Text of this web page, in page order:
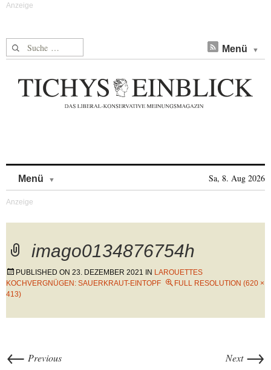
Suche nach: Menü
Menü Sa, 8. Aug 2026
imago0134876754h
PUBLISHED ON 23. DEZEMBER 2021 IN LAROUETTES
KOCHVERGNÜGEN: SAUERKRAUT-EINTOPF
FULL RESOLUTION (620 ×
413)
← Previous Next →